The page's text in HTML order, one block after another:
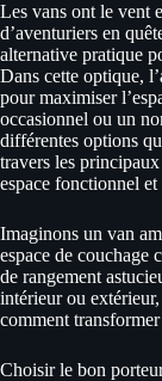
Les vans ont le vent
d’aventuriers en
alternative pratique
Dans cette optique, l’
pour maximiser
occasionnel ou un
différentes options
travers les
espace fonctionnel
Imaginons un van
espace de couchage
de rangement
intérieur ou
comment
Choisir le bon